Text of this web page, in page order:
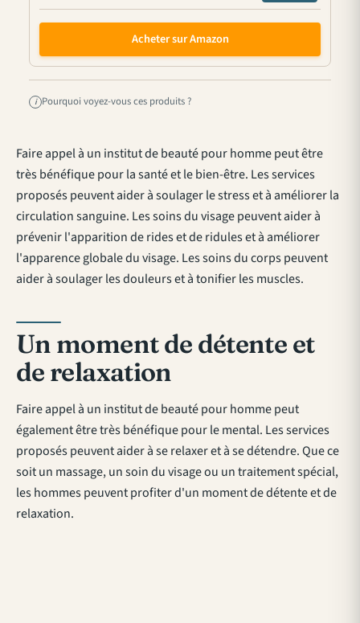
Acheter sur Amazon
i Pourquoi voyez-vous ces produits ?
Faire appel à un institut de beauté pour homme peut être
très bénéfique pour la santé et le bien-être. Les services
proposés peuvent aider à soulager le stress et à améliorer la
circulation sanguine. Les soins du visage peuvent aider à
prévenir l'apparition de rides et de ridules et à améliorer
l'apparence globale du visage. Les soins du corps peuvent
aider à soulager les douleurs et à tonifier les muscles.
Un moment de détente et
de relaxation
Faire appel à un institut de beauté pour homme peut
également être très bénéfique pour le mental. Les services
proposés peuvent aider à se relaxer et à se détendre. Que ce
soit un massage, un soin du visage ou un traitement spécial,
les hommes peuvent profiter d'un moment de détente et de
relaxation.